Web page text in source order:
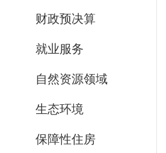
财政预决算
就业服务
自然资源领域
生态环境
保障性住房